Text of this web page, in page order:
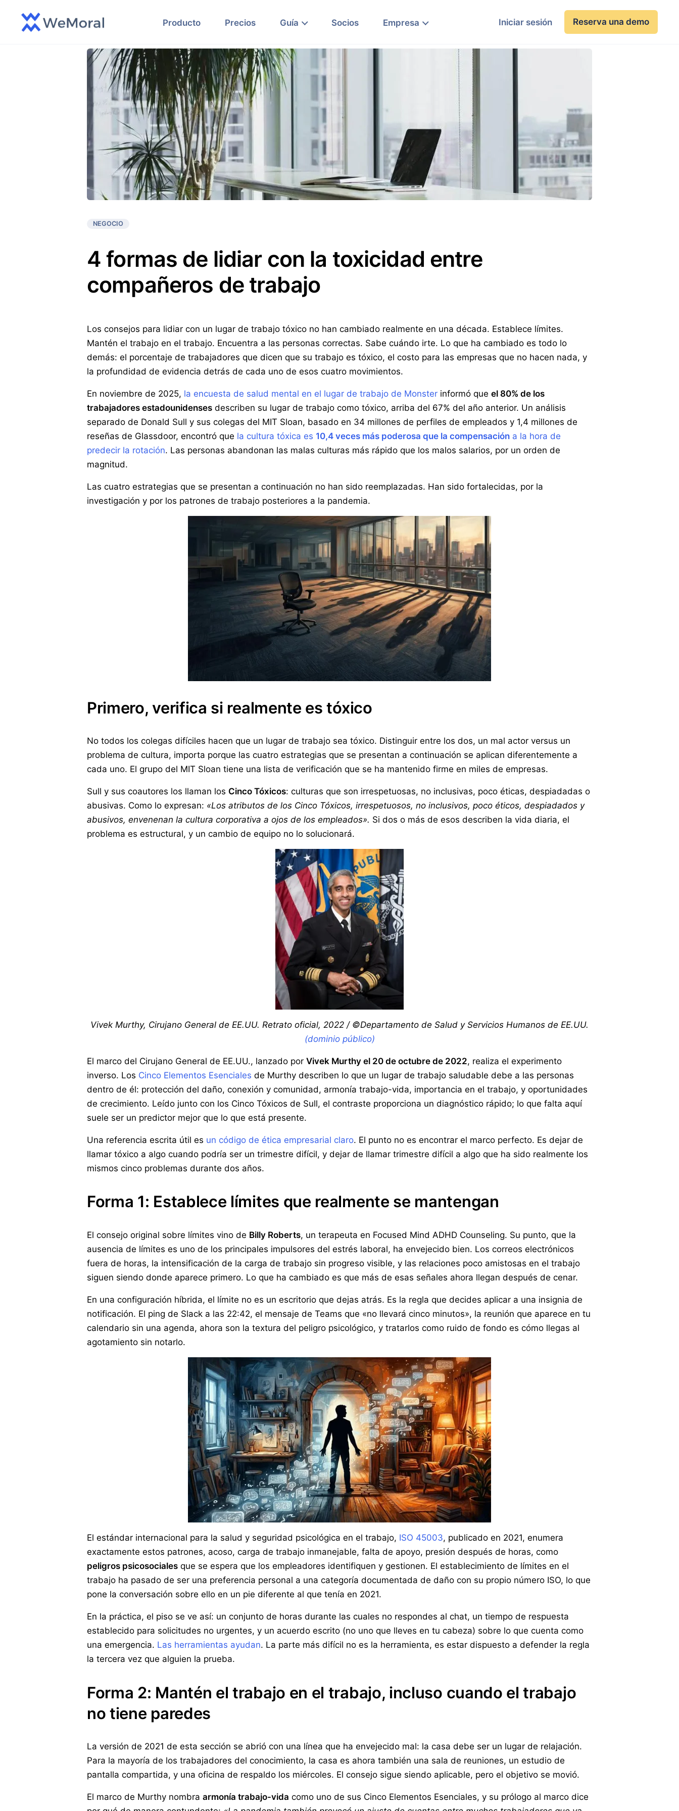
Producto Precios Guía Socios Empresa Iniciar sesión Reserva una demo
NEGOCIO
4 formas de lidiar con la toxicidad entre
compañeros de trabajo
Los consejos para lidiar con un lugar de trabajo tóxico no han cambiado realmente en una década. Establece límites.
Mantén el trabajo en el trabajo. Encuentra a las personas correctas. Sabe cuándo irte. Lo que ha cambiado es todo lo
demás: el porcentaje de trabajadores que dicen que su trabajo es tóxico, el costo para las empresas que no hacen nada, y
la profundidad de evidencia detrás de cada uno de esos cuatro movimientos.
En noviembre de 2025, la encuesta de salud mental en el lugar de trabajo de Monster informó que el 80% de los
trabajadores estadounidenses describen su lugar de trabajo como tóxico, arriba del 67% del año anterior. Un análisis
separado de Donald Sull y sus colegas del MIT Sloan, basado en 34 millones de perfiles de empleados y 1,4 millones de
reseñas de Glassdoor, encontró que la cultura tóxica es 10,4 veces más poderosa que la compensación a la hora de
predecir la rotación. Las personas abandonan las malas culturas más rápido que los malos salarios, por un orden de
magnitud.
Las cuatro estrategias que se presentan a continuación no han sido reemplazadas. Han sido fortalecidas, por la
investigación y por los patrones de trabajo posteriores a la pandemia.
Primero, verifica si realmente es tóxico
No todos los colegas difíciles hacen que un lugar de trabajo sea tóxico. Distinguir entre los dos, un mal actor versus un
problema de cultura, importa porque las cuatro estrategias que se presentan a continuación se aplican diferentemente a
cada uno. El grupo del MIT Sloan tiene una lista de verificación que se ha mantenido firme en miles de empresas.
Sull y sus coautores los llaman los Cinco Tóxicos: culturas que son irrespetuosas, no inclusivas, poco éticas, despiadadas o
abusivas. Como lo expresan: «Los atributos de los Cinco Tóxicos, irrespetuosos, no inclusivos, poco éticos, despiadados y
abusivos, envenenan la cultura corporativa a ojos de los empleados». Si dos o más de esos describen la vida diaria, el
problema es estructural, y un cambio de equipo no lo solucionará.
Vivek Murthy, Cirujano General de EE.UU. Retrato oficial, 2022 / ©Departamento de Salud y Servicios Humanos de EE.UU.
(dominio público)
El marco del Cirujano General de EE.UU., lanzado por Vivek Murthy el 20 de octubre de 2022, realiza el experimento
inverso. Los Cinco Elementos Esenciales de Murthy describen lo que un lugar de trabajo saludable debe a las personas
dentro de él: protección del daño, conexión y comunidad, armonía trabajo-vida, importancia en el trabajo, y oportunidades
de crecimiento. Leído junto con los Cinco Tóxicos de Sull, el contraste proporciona un diagnóstico rápido; lo que falta aquí
suele ser un predictor mejor que lo que está presente.
Una referencia escrita útil es un código de ética empresarial claro. El punto no es encontrar el marco perfecto. Es dejar de
llamar tóxico a algo cuando podría ser un trimestre difícil, y dejar de llamar trimestre difícil a algo que ha sido realmente los
mismos cinco problemas durante dos años.
Forma 1: Establece límites que realmente se mantengan
El consejo original sobre límites vino de Billy Roberts, un terapeuta en Focused Mind ADHD Counseling. Su punto, que la
ausencia de límites es uno de los principales impulsores del estrés laboral, ha envejecido bien. Los correos electrónicos
fuera de horas, la intensificación de la carga de trabajo sin progreso visible, y las relaciones poco amistosas en el trabajo
siguen siendo donde aparece primero. Lo que ha cambiado es que más de esas señales ahora llegan después de cenar.
En una configuración híbrida, el límite no es un escritorio que dejas atrás. Es la regla que decides aplicar a una insignia de
notificación. El ping de Slack a las 22:42, el mensaje de Teams que «no llevará cinco minutos», la reunión que aparece en tu
calendario sin una agenda, ahora son la textura del peligro psicológico, y tratarlos como ruido de fondo es cómo llegas al
agotamiento sin notarlo.
El estándar internacional para la salud y seguridad psicológica en el trabajo, ISO 45003, publicado en 2021, enumera
exactamente estos patrones, acoso, carga de trabajo inmanejable, falta de apoyo, presión después de horas, como
peligros psicosociales que se espera que los empleadores identifiquen y gestionen. El establecimiento de límites en el
trabajo ha pasado de ser una preferencia personal a una categoría documentada de daño con su propio número ISO, lo que
pone la conversación sobre ello en un pie diferente al que tenía en 2021.
En la práctica, el piso se ve así: un conjunto de horas durante las cuales no respondes al chat, un tiempo de respuesta
establecido para solicitudes no urgentes, y un acuerdo escrito (no uno que lleves en tu cabeza) sobre lo que cuenta como
una emergencia. Las herramientas ayudan. La parte más difícil no es la herramienta, es estar dispuesto a defender la regla
la tercera vez que alguien la prueba.
Forma 2: Mantén el trabajo en el trabajo, incluso cuando el trabajo
no tiene paredes
La versión de 2021 de esta sección se abrió con una línea que ha envejecido mal: la casa debe ser un lugar de relajación.
Para la mayoría de los trabajadores del conocimiento, la casa es ahora también una sala de reuniones, un estudio de
pantalla compartida, y una oficina de respaldo los miércoles. El consejo sigue siendo aplicable, pero el objetivo se movió.
El marco de Murthy nombra armonía trabajo-vida como uno de sus Cinco Elementos Esenciales, y su prólogo al marco dice